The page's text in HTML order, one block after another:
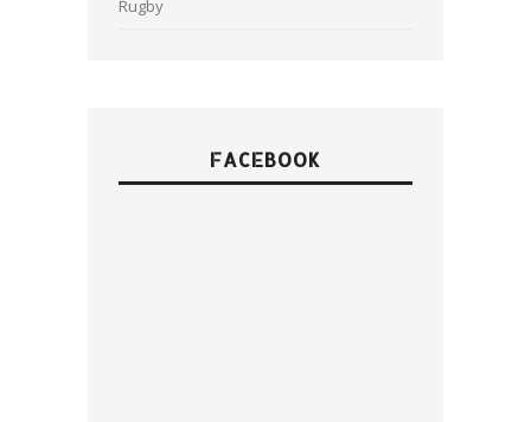
Rugby
FACEBOOK